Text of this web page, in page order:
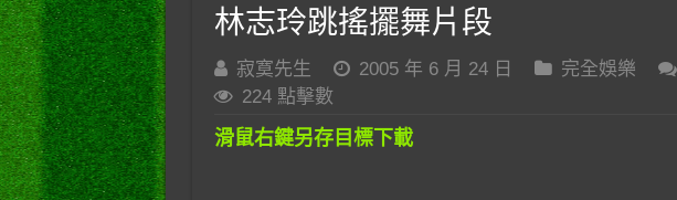
林志玲跳搖擺舞片段
寂寞先生 2005 年 6 月 24 日 完全娛樂
224 點擊數
滑鼠右鍵另存目標下載